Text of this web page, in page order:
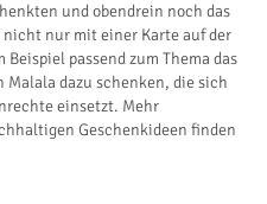
und obendrein noch das
nur mit einer Karte auf der
passend zum Thema das
dazu schenken, die sich
einsetzt. Mehr
Geschenkideen finden